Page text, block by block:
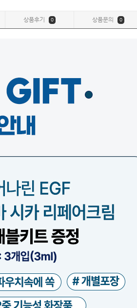
상품후기 0 상품문의 0